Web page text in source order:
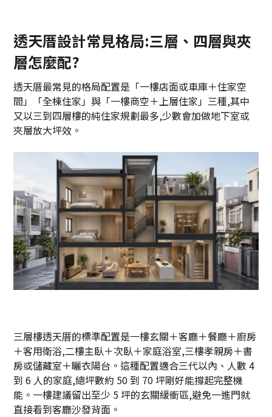
透天厝設計常見格局:三層、四層與夾
層怎麼配?
透天厝最常見的格局配置是「一樓店面或車庫＋住家空
間」「全棟住家」與「一樓商空＋上層住家」三種,其中
又以三到四層樓的純住家規劃最多,少數會加做地下室或
夾層放大坪效。
三層樓透天厝的標準配置是一樓玄關＋客廳＋餐廳＋廚房
＋客用衛浴,二樓主臥＋次臥＋家庭浴室,三樓孝親房＋書
房或儲藏室＋曬衣陽台。這種配置適合三代以內、人數 4
到 6 人的家庭,總坪數約 50 到 70 坪剛好能撐起完整機
能。一樓建議留出至少 5 坪的玄關緩衝區,避免一進門就
直接看到客廳沙發背面。